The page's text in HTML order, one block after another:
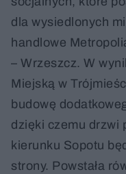
dla wysiedlonych
handlowe
– Wrzeszcz. W
Miejską w
budowę
dzięki czemu drzwi
kierunku Sopotu
strony. Powstała